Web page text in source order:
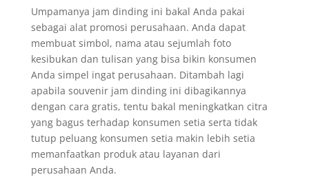
Umpamanya jam dinding ini bakal Anda pakai
sebagai alat promosi perusahaan. Anda dapat
membuat simbol, nama atau sejumlah foto
kesibukan dan tulisan yang bisa bikin konsumen
Anda simpel ingat perusahaan. Ditambah lagi
apabila souvenir jam dinding ini dibagikannya
dengan cara gratis, tentu bakal meningkatkan citra
yang bagus terhadap konsumen setia serta tidak
tutup peluang konsumen setia makin lebih setia
memanfaatkan produk atau layanan dari
perusahaan Anda.